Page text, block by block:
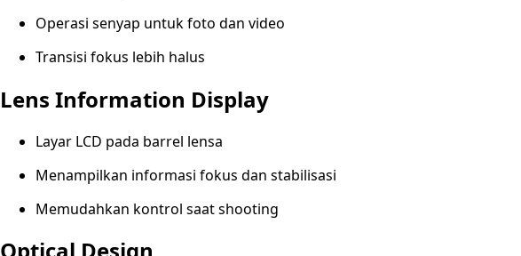
Operasi senyap untuk foto dan video
Transisi fokus lebih halus
Lens Information Display
Layar LCD pada barrel lensa
Menampilkan informasi fokus dan stabilisasi
Memudahkan kontrol saat shooting